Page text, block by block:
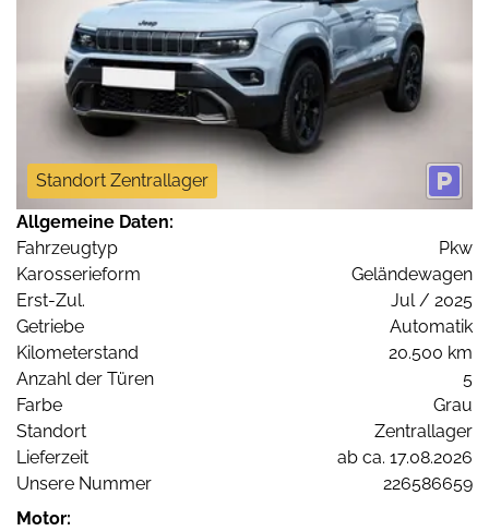
Standort Zentrallager
Allgemeine Daten:
Fahrzeugtyp
Pkw
Karosserieform
Geländewagen
Erst-Zul.
Jul / 2025
Getriebe
Automatik
Kilometerstand
20.500 km
Anzahl der Türen
5
Farbe
Grau
Standort
Zentrallager
Lieferzeit
ab ca. 17.08.2026
Unsere Nummer
226586659
Motor: